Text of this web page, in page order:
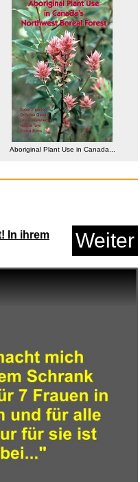
Anzeige
in Canada...
Aboriginal Plant Use in Canada...
In ihrem
Weiter